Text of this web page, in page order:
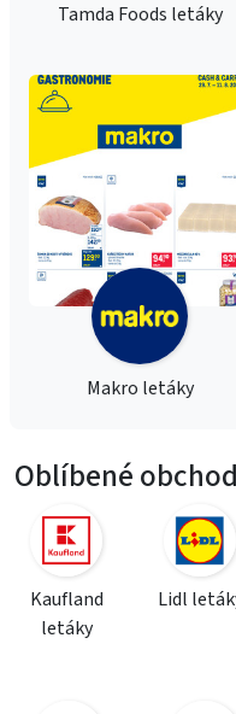
Tamda Foods letáky
Makro letáky
Oblíbené
Kaufland
letáky
Lidl